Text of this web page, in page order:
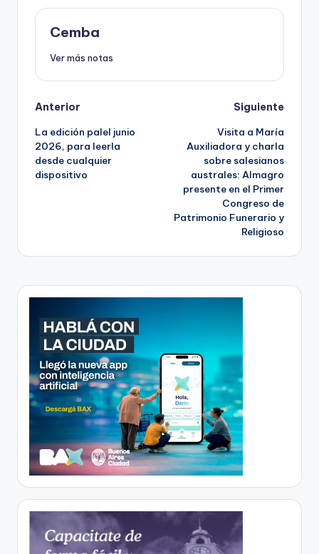
Cemba
Ver más notas
Post
navigation
Anterior
La edición palel junio
2026, para leerla
desde cualquier
dispositivo
Siguiente
Visita a María
Auxiliadora y charla
sobre salesianos
australes: Almagro
presente en el Primer
Congreso de
Patrimonio Funerario y
Religioso